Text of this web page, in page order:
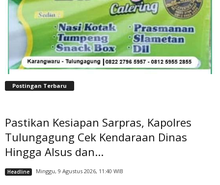
Postingan Terbaru
Pastikan Kesiapan Sarpras, Kapolres
Tulungagung Cek Kendaraan Dinas
Hingga Alsus dan...
Headline Minggu, 9 Agustus 2026, 11:40 WIB